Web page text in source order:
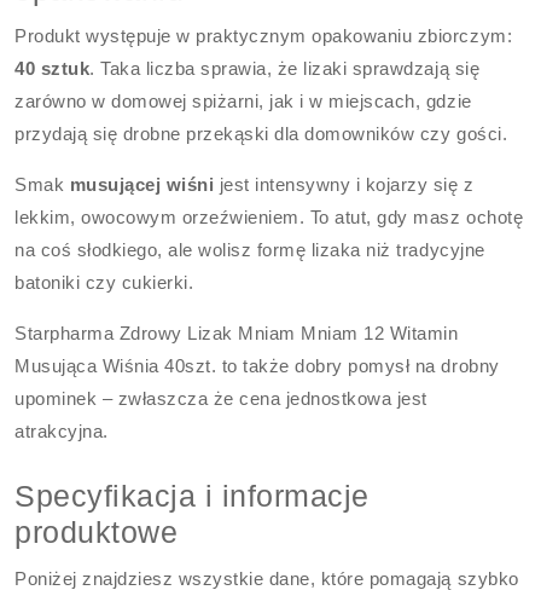
Produkt występuje w praktycznym opakowaniu zbiorczym:
40 sztuk. Taka liczba sprawia, że lizaki sprawdzają się
zarówno w domowej spiżarni, jak i w miejscach, gdzie
przydają się drobne przekąski dla domowników czy gości.
Smak musującej wiśni jest intensywny i kojarzy się z
lekkim, owocowym orzeźwieniem. To atut, gdy masz ochotę
na coś słodkiego, ale wolisz formę lizaka niż tradycyjne
batoniki czy cukierki.
Starpharma Zdrowy Lizak Mniam Mniam 12 Witamin
Musująca Wiśnia 40szt. to także dobry pomysł na drobny
upominek – zwłaszcza że cena jednostkowa jest
atrakcyjna.
Specyfikacja i informacje
produktowe
Poniżej znajdziesz wszystkie dane, które pomagają szybko